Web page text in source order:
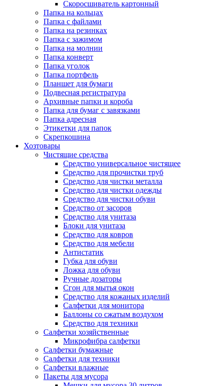
Скоросшиватель картонный
Папка на кольцах
Папка с файлами
Папка на резинках
Папка с зажимом
Папка на молнии
Папка конверт
Папка уголок
Папка портфель
Планшет для бумаги
Подвесная регистратура
Архивные папки и короба
Папка для бумаг с завязками
Папка адресная
Этикетки для папок
Скрепкошина
Хозтовары
Чистящие средства
Средство универсальное чистящее
Средство для прочистки труб
Средство для чистки металла
Средство для чистки одежды
Средство для чистки обуви
Средство от засоров
Средство для унитаза
Блоки для унитаза
Средство для ковров
Средство для мебели
Антистатик
Губка для обуви
Ложка для обуви
Ручные дозаторы
Сгон для мытья окон
Средство для кожаных изделий
Салфетки для монитора
Баллоны со сжатым воздухом
Средство для техники
Салфетки хозяйственные
Микрофибра салфетки
Салфетки бумажные
Салфетки для техники
Салфетки влажные
Пакеты для мусора